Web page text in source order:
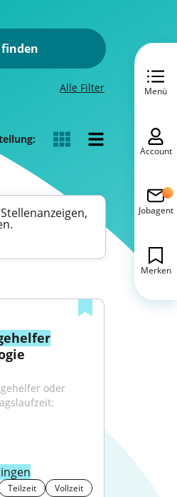
finden
Alle Filter
oder
Teilzeit Vollzeit
Menü
Account
Jobagent
Merken